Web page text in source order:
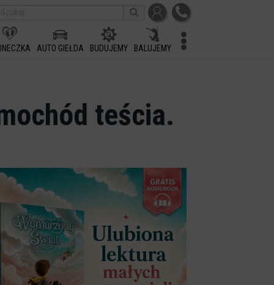
AUTO GIEŁDA BUDUJEMY BALUJEMY
teścia.